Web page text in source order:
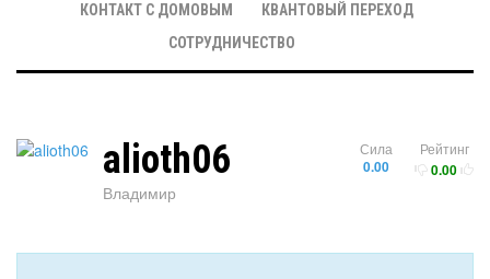
КОНТАКТ С ДОМОВЫМ
КВАНТОВЫЙ ПЕРЕХОД
СОТРУДНИЧЕСТВО
Рейтинг
0.00
Сила
0.00
alioth06
Владимир